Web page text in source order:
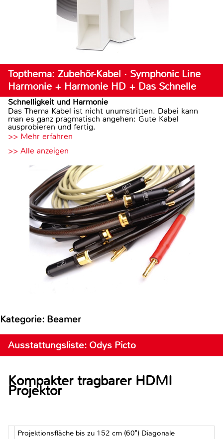
Topthema: Zubehör-Kabel · Symphonic Line
Harmonie + Harmonie HD + Das Schnelle
Schnelligkeit und Harmonie
Das Thema Kabel ist nicht unumstritten. Dabei kann
man es ganz pragmatisch angehen: Gute Kabel
ausprobieren und fertig.
>> Mehr erfahren
>> Alle anzeigen
Kategorie: Beamer
Ausstattungsliste: Odys Picto
Kompakter tragbarer HDMI
Projektor
Projektionsfläche bis zu 152 cm (60") Diagonale